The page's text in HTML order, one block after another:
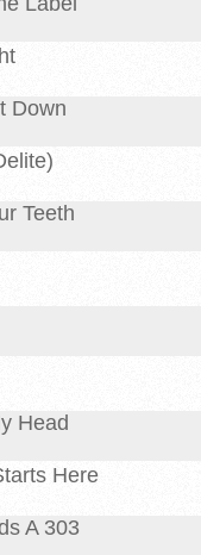
Down
Teeth
Head
Here
A 303